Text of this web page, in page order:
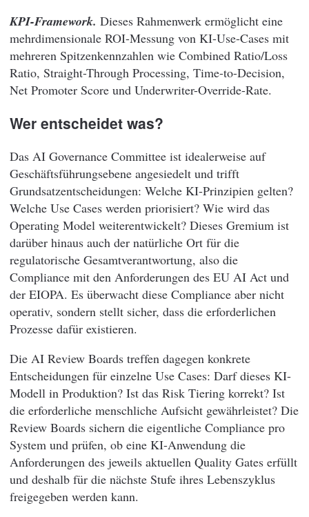
KPI-Framework. Dieses Rahmenwerk ermöglicht eine
mehrdimensionale ROI-Messung von KI-Use-Cases mit
mehreren Spitzenkennzahlen wie Combined Ratio/Loss
Ratio, Straight-Through Processing, Time-to-Decision,
Net Promoter Score und Underwriter-Override-Rate.
Wer entscheidet was?
Das AI Governance Committee ist idealerweise auf
Geschäftsführungsebene angesiedelt und trifft
Grundsatzentscheidungen: Welche KI-Prinzipien gelten?
Welche Use Cases werden priorisiert? Wie wird das
Operating Model weiterentwickelt? Dieses Gremium ist
darüber hinaus auch der natürliche Ort für die
regulatorische Gesamtverantwortung, also die
Compliance mit den Anforderungen des EU AI Act und
der EIOPA. Es überwacht diese Compliance aber nicht
operativ, sondern stellt sicher, dass die erforderlichen
Prozesse dafür existieren.
Die AI Review Boards treffen dagegen konkrete
Entscheidungen für einzelne Use Cases: Darf dieses KI-
Modell in Produktion? Ist das Risk Tiering korrekt? Ist
die erforderliche menschliche Aufsicht gewährleistet? Die
Review Boards sichern die eigentliche Compliance pro
System und prüfen, ob eine KI-Anwendung die
Anforderungen des jeweils aktuellen Quality Gates erfüllt
und deshalb für die nächste Stufe ihres Lebenszyklus
freigegeben werden kann.